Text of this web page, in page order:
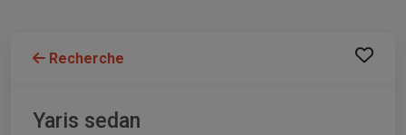
Recherche
Yaris sedan